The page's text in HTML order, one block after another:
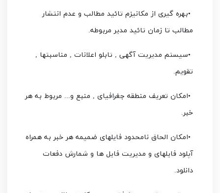
•بهره گيری از مکانيزم تائيد مطالب و عدم انتشار
مطالب تا زمان تائيد مدیر مربوطه.
•سيستم مديريت آگهی , تابلو اعلانات , مناسبتها ,
تقویم.
•امکان تعریف منطقه جغرافیای , منبع و... مربوط به هر
خبر.
•امکان الحاق نامحدود فایلهای ضمیمه هر خبر به همراه
آپلود فایلهای و مدیریت فایل ها و شمارش دفعات
دانلود.